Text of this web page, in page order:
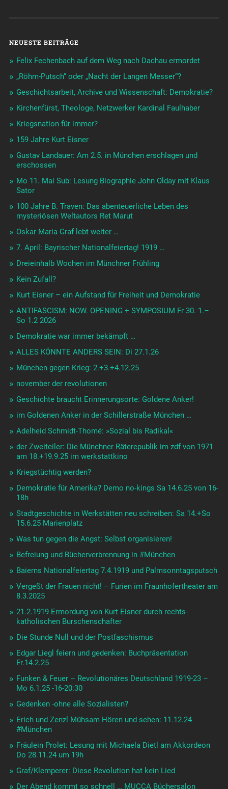
NEUESTE BEITRÄGE
Felix Fechenbach auf dem Weg nach Dachau ermordet
„Röhm-Putsch“ oder „Nacht der Langen Messer“?
Geschichtsarbeit, Archive und Wissenschaft: Demokratie?
Kirchenfürst, Theologe, Netzwerker Kardinal Faulhaber
Kriegsnation für immer?
159 Jahre Kurt Eisner
Gustav Landauer: Am 2.5. in München erschlagen und
erschossen
Mo 11. Mai Sub: Lesung Biographie John Olday mit Klaus
Sator
100 Jahre B. Traven: Das abenteuerliche Leben des
mysteriösen Weltautors Ret Marut
Oskar Maria Graf lebt weiter …
7. April: Bayrischer Nationalfeiertag! 1919 …
Dreieinhalb Wochen im Münchner Frühling
Kein Zufall?
Kurt Eisner – ein Aufstand für Freiheit und Demokratie
ANTIFASCISM: NOW. OPENING + SYMPOSIUM Fr 30. 1.–
So 1.2 2026
Demokratie war immer bekämpft …
ALLES KÖNNTE ANDERS SEIN: Di 27.1.26
München gegen Krieg: 2.+3.+4.12.25
november der revolutionen
Geschichte braucht Erinnerungsorte: Goldene Anker!
im Goldenen Anker in der Schillerstraße München …
Adelheid Schmidt-Thomé: »Sozial bis Radikal«
der Zweiteiler: Die Münchner Räterepublik im zdf von 1971
am 18.+19.9.25 im werkstattkino
Kriegstüchtig werden?
Demokratie für Amerika? Demo no-kings Sa 14.6.25 von 16-
18h
Stadtgeschichte in Werkstätten neu schreiben: Sa 14.+So
15.6.25 Marienplatz
Was tun gegen die Angst: Selbst organisieren!
Befreiung und Bücherverbrennung in #München
Baierns Nationalfeiertag 7.4.1919 und Palmsonntagsputsch
Vergeßt der Frauen nicht! – Furien im Fraunhofertheater am
8.3.2025
21.2.1919 Ermordung von Kurt Eisner durch rechts-
katholischen Burschenschafter
Die Stunde Null und der Postfaschismus
Edgar Liegl feiern und gedenken: Buchpräsentation
Fr.14.2.25
Funken & Feuer – Revolutionäres Deutschland 1919-23 –
Mo 6.1.25 -16-20:30
Gedenken -ohne alle Sozialisten?
Erich und Zenzl Mühsam Hören und sehen: 11.12.24
#München
Fräulein Prolet: Lesung mit Michaela Dietl am Akkordeon
Do 28.11.24 um 19h
Graf/Klemperer: Diese Revolution hat kein Lied
Der Abend kommt so schnell … MUCCA Büchersalon